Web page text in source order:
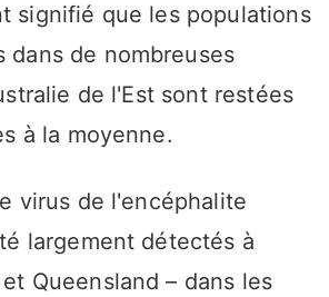
signifié que les populations
dans de nombreuses
de l'Est sont restées
à la moyenne.
virus de l'encéphalite
largement détectés à
Queensland – dans les